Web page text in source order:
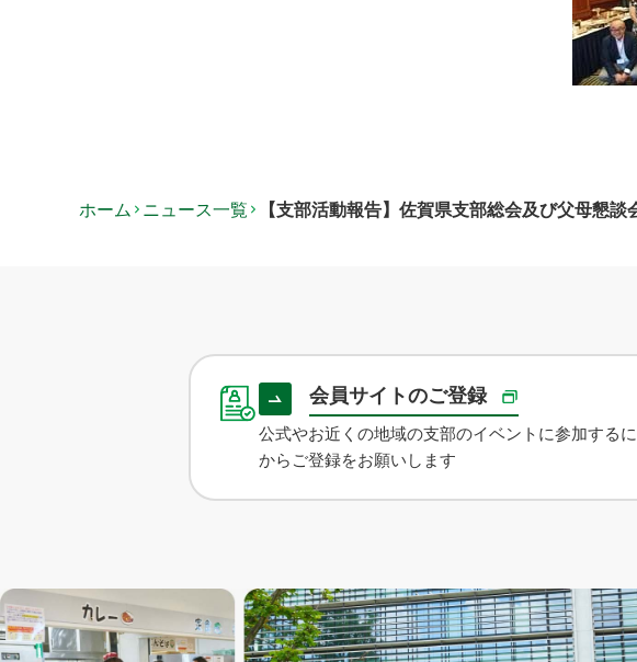
ホーム ニュース一覧 【支部活動報告】佐賀県支部総会及び父母懇談
会員サイトのご登録
公式やお近くの地域の支部のイベントに参加する
からご登録をお願いします